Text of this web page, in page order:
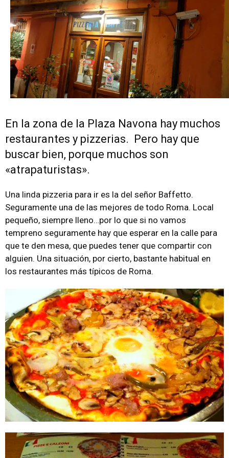
En la zona de la Plaza Navona hay muchos
restaurantes y pizzerias. Pero hay que
buscar bien, porque muchos son
«atrapaturistas».
Una linda pizzeria para ir es la del señor Baffetto.
Seguramente una de las mejores de todo Roma. Local
pequeño, siempre lleno…por lo que si no vamos
tempreno seguramente hay que esperar en la calle para
que te den mesa, que puedes tener que compartir con
alguien. Una situación, por cierto, bastante habitual en
los restaurantes más típicos de Roma.